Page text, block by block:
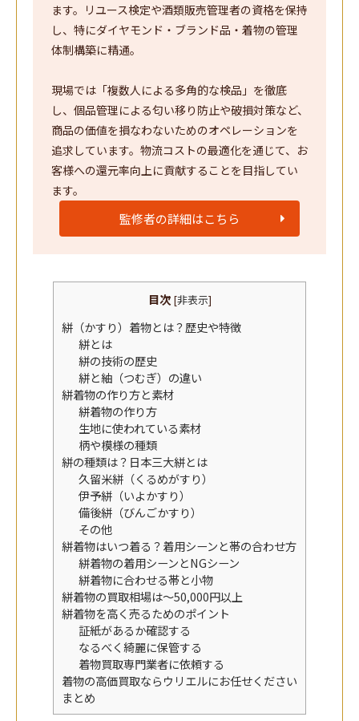
ます。リユース検定や酒類販売管理者の資格を保持
し、特にダイヤモンド・ブランド品・着物の管理
体制構築に精通。
現場では「複数人による多角的な検品」を徹底
し、個品管理による匂い移り防止や破損対策など、
商品の価値を損なわないためのオペレーションを
追求しています。物流コストの最適化を通じて、お
客様への還元率向上に貢献することを目指してい
ます。
監修者の詳細はこちら
目次 [非表示]
絣（かすり）着物とは？歴史や特徴
絣とは
絣の技術の歴史
絣と紬（つむぎ）の違い
絣着物の作り方と素材
絣着物の作り方
生地に使われている素材
柄や模様の種類
絣の種類は？日本三大絣とは
久留米絣（くるめがすり）
伊予絣（いよかすり）
備後絣（びんごかすり）
その他
絣着物はいつ着る？着用シーンと帯の合わせ方
絣着物の着用シーンとNGシーン
絣着物に合わせる帯と小物
絣着物の買取相場は～50,000円以上
絣着物を高く売るためのポイント
証紙があるか確認する
なるべく綺麗に保管する
着物買取専門業者に依頼する
着物の高価買取ならウリエルにお任せください
まとめ